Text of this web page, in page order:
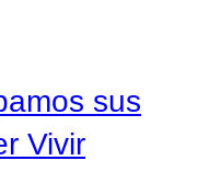
sus
Vivir